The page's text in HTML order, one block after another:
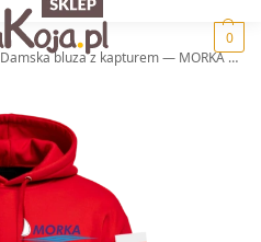
0
Damska bluza z kapturem — MORKA Szkoła Żeglarstwa